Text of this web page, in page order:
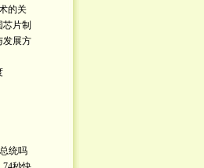
的关
片制
发展方
统吗